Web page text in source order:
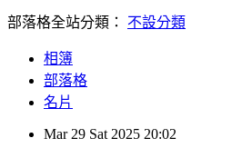
部落格全站分類： 不設分類
相簿
部落格
名片
Mar 29 Sat 2025 20:02